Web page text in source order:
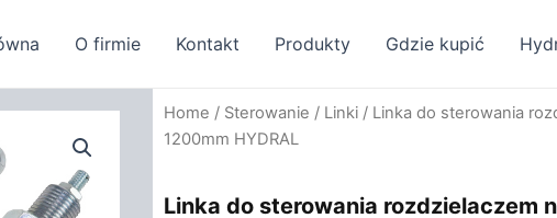
O firmie Kontakt Produkty Gdzie kupić
Home / Sterowanie / Linki / Linka do sterowania
1200mm HYDRAL
Linka do sterowania rozdzielaczem